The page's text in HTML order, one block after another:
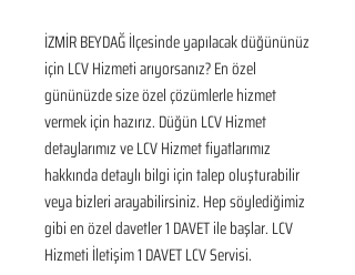
İZMİR BEYDAĞ İlçesinde yapılacak düğününüz
için LCV Hizmeti arıyorsanız? En özel
gününüzde size özel çözümlerle hizmet
vermek için hazırız. Düğün LCV Hizmet
detaylarımız ve LCV Hizmet fiyatlarımız
hakkında detaylı bilgi için talep oluşturabilir
veya bizleri arayabilirsiniz. Hep söylediğimiz
gibi en özel davetler 1 DAVET ile başlar. LCV
Hizmeti İletişim 1 DAVET LCV Servisi.